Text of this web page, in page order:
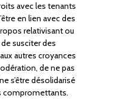
avec les tenants
en lien avec des
relativisant ou
susciter des
autres croyances
de ne pas
s’être désolidarisé
compromettants.